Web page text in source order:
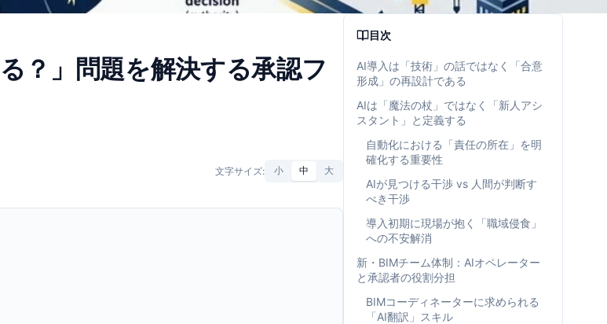
？」問題を解決する承認フ
文字サイズ: 小 中 大
目次
AI導入は「技術」の話ではなく「合意
形成」の再設計である
AIは「魔法の杖」ではなく「新人アシ
スタント」と定義する
自動化における「責任の所在」を明
確化する重要性
AIが見つける干渉 vs 人間が判断す
べき干渉
導入初期に現場が抱く「職域侵食」
への不安解消
新・BIMチーム体制：AIオペレーター
と承認者の役割分担
BIMコーディネーターに求められる
「AI翻訳」スキル